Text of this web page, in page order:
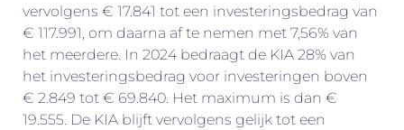
vervolgens € 17.841 tot een investeringsbedrag van
€ 117.991, om daarna af te nemen met 7,56% van
het meerdere. In 2024 bedraagt de KIA 28% van
het investeringsbedrag voor investeringen boven
€ 2.849 tot € 69.840. Het maximum is dan €
19.555. De KIA blijft vervolgens gelijk tot een